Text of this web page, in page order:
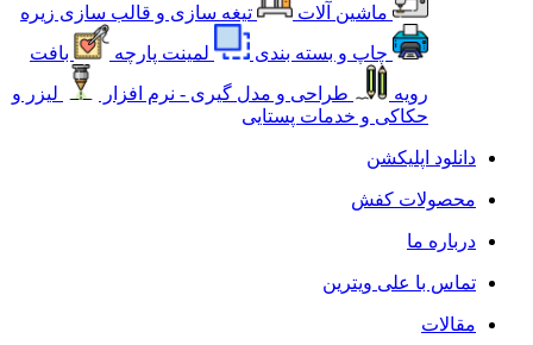
ماشین آلات
تیغه سازی و قالب سازی زیره
چاپ و بسته بندی
لمینت پارچه
بافت
رویه
طراحی و مدل گیری - نرم افزار
لیزر و
حکاکی و خدمات پستایی
دانلود اپلیکشن
محصولات کفش
درباره ما
تماس با علی ویترین
مقالات